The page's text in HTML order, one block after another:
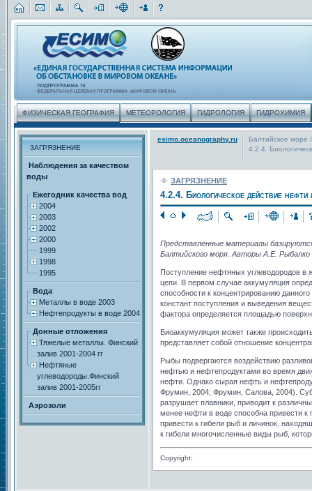
ФИЗИЧЕСКАЯ ГЕОГРАФИЯ МЕТЕОРОЛОГИЯ ГИДРОЛОГИЯ ГИДРОХИМИЯ
ЗАГРЯЗНЕНИЕ
Наблюдения за качеством
воды
Ежегодник качества вод
2004
2003
2002
2000
1999
1998
1995
Вода
Металлы в воде 2003
Нефтепродукты в воде 2004
Донные отложения
Тяжелые металлы. Финский
залив 2001-2004 гг
Нефтяные
углеводороды.Финский
залив 2001-2005гг
Аэрозоли
esimo.oceanography.ru Балтийское море /
4.2.4.
ЗАГРЯЗНЕНИЕ
4.2.4. Биологическое действие
Представленные материалы
Балтийского моря. Авторы А.Е. Рыбалко
Поступление нефтяных углеводородов в
цепи. В первом случае аккумуляция
способности к концентрированию
констант поступления и выведения
фактора определяется площадью
Биоаккумуляция может также
представляет собой отношение
Рыбы подвергаются воздействию
нефтью и нефтепродуктами во время
нефти. Однако сырая нефть и
Фрумин, 2004; Фрумин, Салова, 2004).
разрушает плавники, приводит к
менее нефти в воде способна привести
привести к гибели рыб и личинок,
к гибели многочисленные виды рыб,
Copyright: